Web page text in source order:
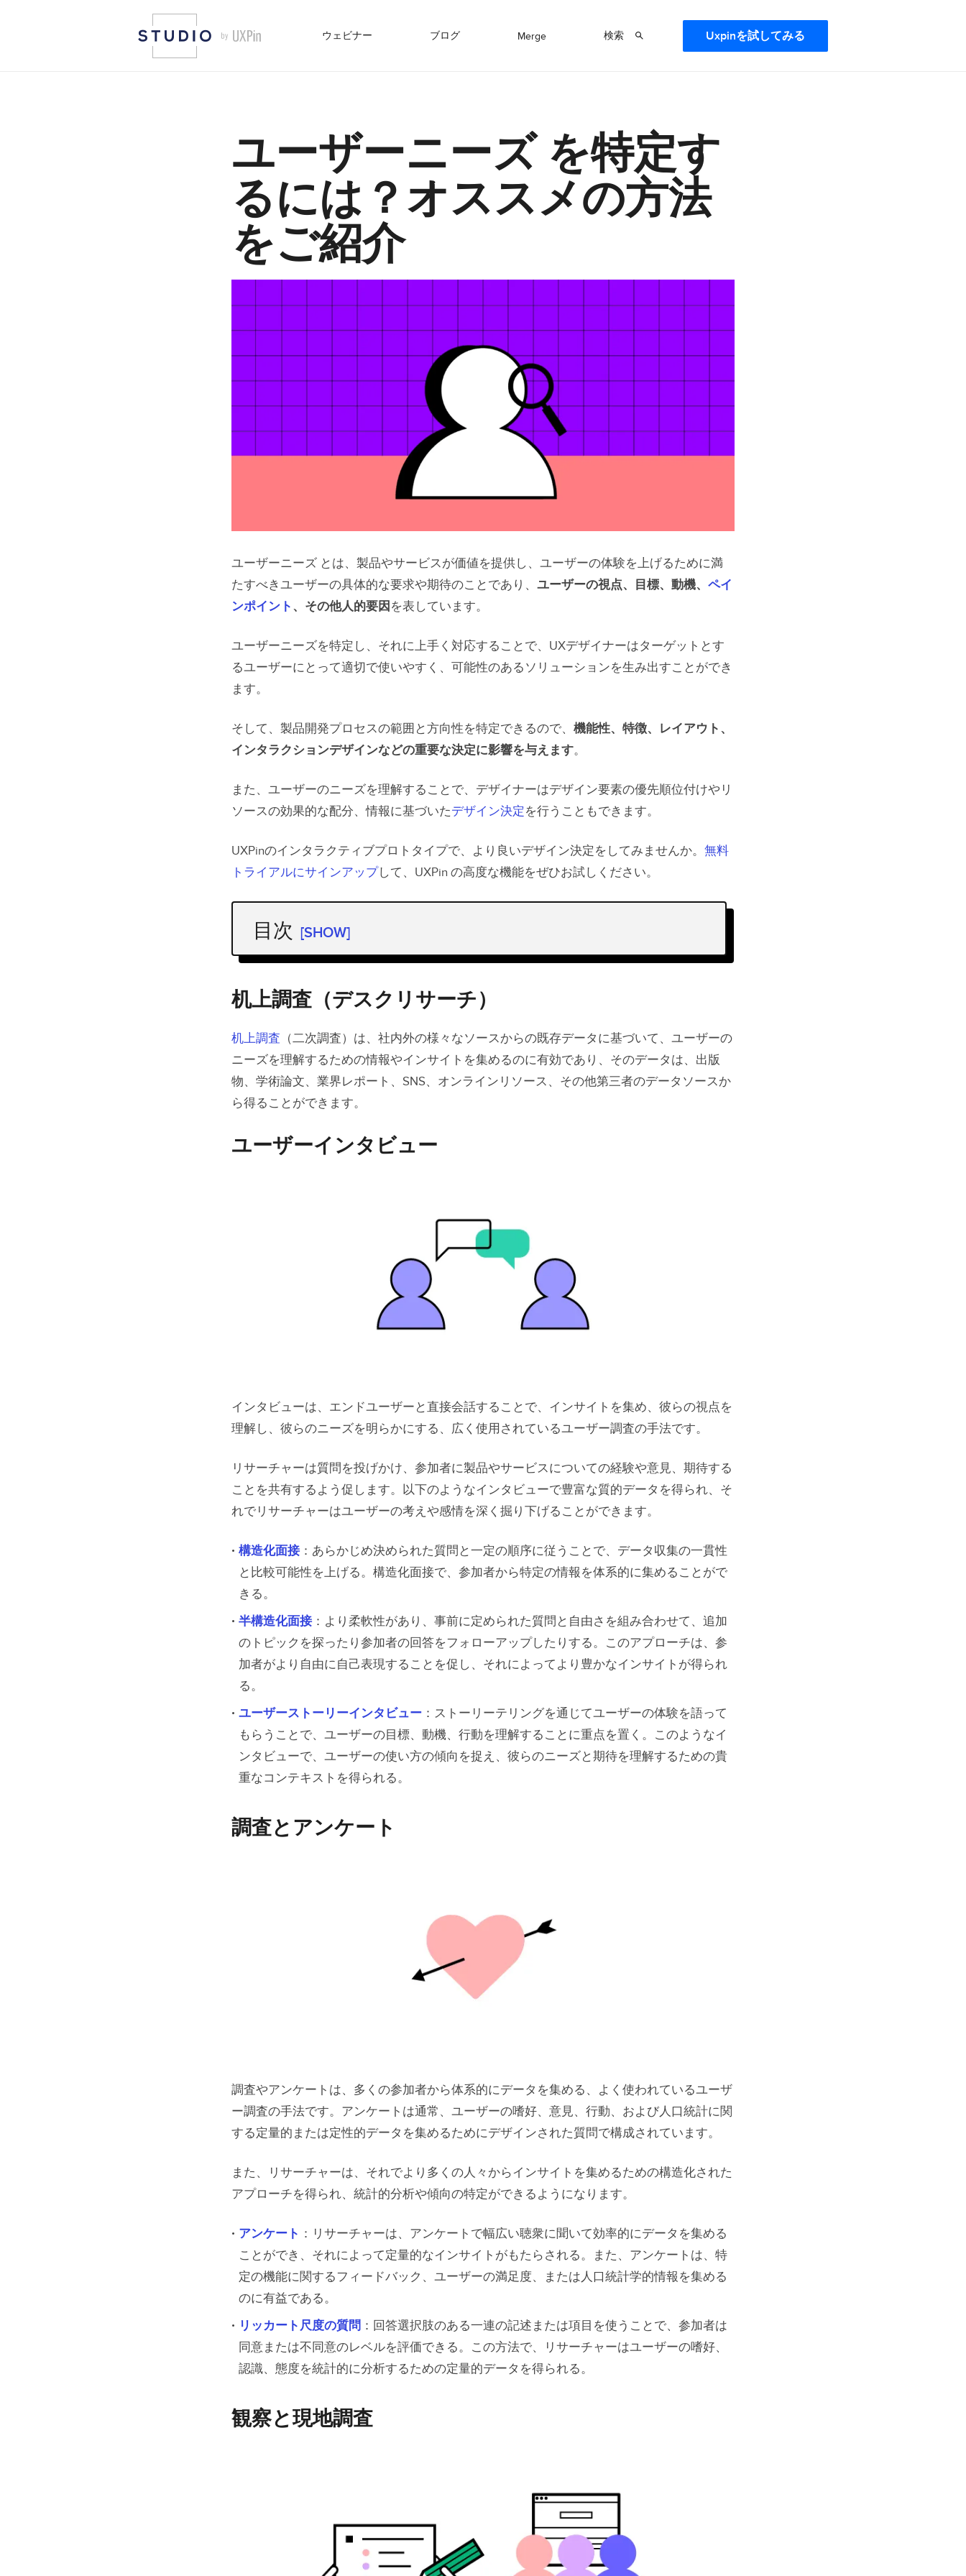
ウェビナー ブログ Merge 検索 Uxpinを試してみる
ユーザーニーズ を特定す
るには？オススメの方法
をご紹介
ユーザーニーズ とは、製品やサービスが価値を提供し、ユーザーの体験を上げるために満
たすべきユーザーの具体的な要求や期待のことであり、 ユーザーの視点、目標、動機、 ペイ
ンポイント 、その他人的要因 を表しています。
ユーザーニーズを特定し、それに上手く対応することで、UXデザイナーはターゲットとす
るユーザーにとって適切で使いやすく、可能性のあるソリューションを生み出すことができ
ます。
そして、製品開発プロセスの範囲と方向性を特定できるので、 機能性、特徴、レイアウト、
インタラクションデザインなどの重要な決定に影響を与えます。
また、ユーザーのニーズを理解することで、デザイナーはデザイン要素の優先順位付けやリ
ソースの効果的な配分、情報に基づいたデザイン決定 を行うこともできます。
UXPinのインタラクティブプロトタイプで、より良いデザイン決定をしてみませんか。 無料
トライアルにサインアップして、UXPin の高度な機能をぜひお試しください。
目次 [SHOW]
机上調査（デスクリサーチ）
ユーザーインタビュー
観察と現地調査
フォーカスグループ
ユーザービリティテスト
データ分析と統合
ユーザーニーズのデザインへの統合
UXPinによる高度なプロトタイプとテスト
机上調査（デスクリサーチ）
机上調査 （二次調査）は、社内外の様々なソースからの既存データに基づいて、ユーザーの
ニーズを理解するための情報やインサイトを集めるのに有効であり、そのデータは、出版
物、学術論文、業界レポート、SNS、オンラインリソース、その他第三者のデータソースか
ら得ることができます。
ユーザーインタビュー
インタビューは、エンドユーザーと直接会話することで、インサイトを集め、彼らの視点を
理解し、彼らのニーズを明らかにする、広く使用されているユーザー調査の手法です。
リサーチャーは質問を投げかけ、参加者に製品やサービスについての経験や意見、期待する
ことを共有するよう促します。以下のようなインタビューで豊富な質的データを得られ、そ
れでリサーチャーはユーザーの考えや感情を深く掘り下げることができます。
構造化面接 ：あらかじめ決められた質問と一定の順序に従うことで、データ収集の一貫性
と比較可能性を上げる。構造化面接で、参加者から特定の情報を体系的に集めることがで
きる。
半構造化面接 ：より柔軟性があり、事前に定められた質問と自由さを組み合わせて、追加
のトピックを探ったり参加者の回答をフォローアップしたりする。このアプローチは、参
加者がより自由に自己表現することを促し、それによってより豊かなインサイトが得られ
る。
ユーザーストーリーインタビュー ：ストーリーテリングを通じてユーザーの体験を語って
もらうことで、ユーザーの目標、動機、行動を理解することに重点を置く。このようなイ
ンタビューで、ユーザーの使い方の傾向を捉え、彼らのニーズと期待を理解するための貴
重なコンテキストを得られる。
調査とアンケート
調査やアンケートは、多くの参加者から体系的にデータを集める、よく使われているユーザ
ー調査の手法です。アンケートは通常、ユーザーの嗜好、意見、行動、および人口統計に関
する定量的または定性的データを集めるためにデザインされた質問で構成されています。
また、リサーチャーは、それでより多くの人々からインサイトを集めるための構造化された
アプローチを得られ、統計的分析や傾向の特定ができるようになります。
アンケート ：リサーチャーは、アンケートで幅広い聴衆に聞いて効率的にデータを集める
ことができ、それによって定量的なインサイトがもたらされる。また、アンケートは、特
定の機能に関するフィードバック、ユーザーの満足度、または人口統計学的情報を集める
のに有益である。
リッカート尺度の質問 ：回答選択肢のある一連の記述または項目を使うことで、参加者は
同意または不同意のレベルを評価できる。この方法で、リサーチャーはユーザーの嗜好、
認識、態度を統計的に分析するための定量的データを得られる。
観察と現地調査